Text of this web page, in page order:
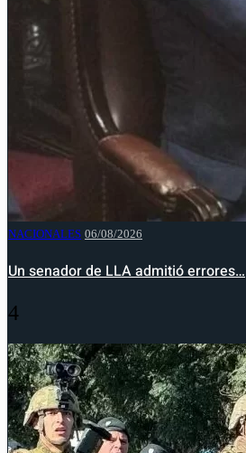
NACIONALES 06/08/2026
Un senador de LLA admitió errores…
4